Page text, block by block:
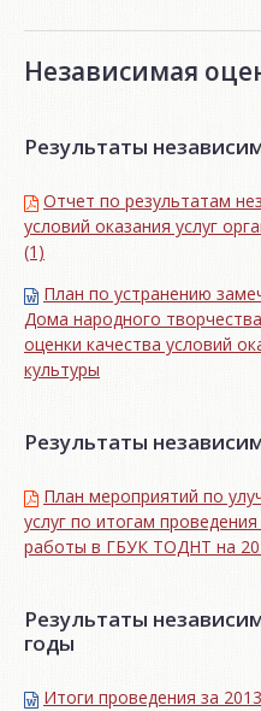
Независимая
Результаты
Отчет по результатам
условий оказания услуг
(1)
План по устранению
Дома народного
оценки качества условий
культуры
Результаты
План мероприятий по
услуг по итогам
работы в ГБУК ТОДНТ на
Результаты
годы
Итоги проведения за